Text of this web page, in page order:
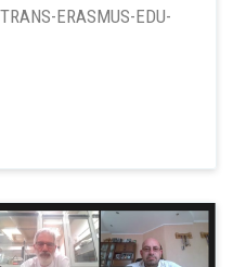
ERASMUS-EDU-